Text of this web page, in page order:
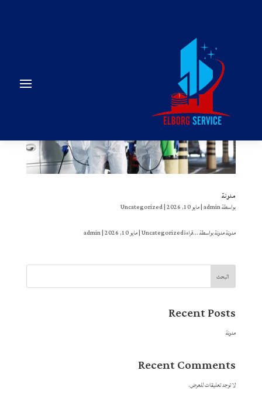
مدونة
بواسطةadmin
|مايو 10, 2026 |
Uncategorized
مدونة مدونة بواسطة ‪admin | ‏مايو 10, 2026 | Uncategorizedقراءة...
البحث
Recent Posts
مدونة
Recent Comments
لا توجد تعليقات للعرض.